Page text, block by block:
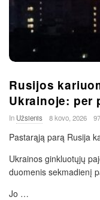
Rusijos
Ukrainoje: per
In Užsienis 8 kovo, 2026
Pastarąją parą Rusija
Ukrainos ginkluotųjų
duomenis sekmadienį
Jo …